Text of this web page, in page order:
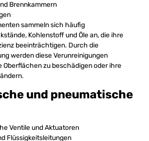
Brennkammern
sammeln sich häufig
Kohlenstoff und Öle an, die ihre
beeinträchtigen. Durch die
werden diese Verunreinigungen
Oberflächen zu beschädigen oder ihre
und pneumatische
Ventile und Aktuatoren
Flüssigkeitsleitungen